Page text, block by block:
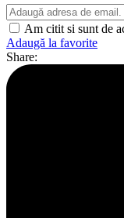
Am citit si sunt de
Adaugă la favorite
Share: